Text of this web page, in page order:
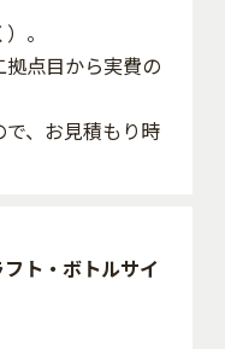
。
点目から実費の
、お見積もり時
ト・ボトルサイ